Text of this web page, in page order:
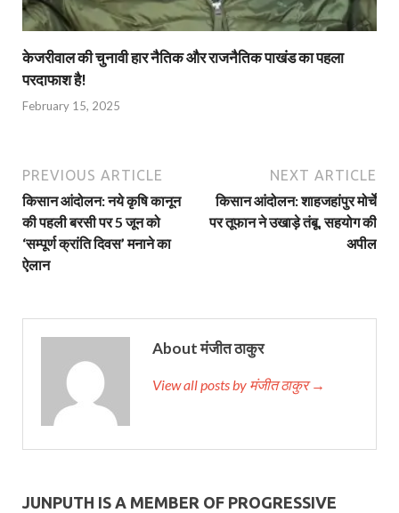
केजरीवाल की चुनावी हार नैतिक और राजनैतिक पाखंड का पहला
परदाफाश है!
February 15, 2025
PREVIOUS ARTICLE
किसान आंदोलन: नये कृषि कानून
की पहली बरसी पर 5 जून को
‘सम्पूर्ण क्रांति दिवस’ मनाने का
ऐलान
NEXT ARTICLE
किसान आंदोलन: शाहजहांपुर मोर्चे
पर तूफान ने उखाड़े तंबू, सहयोग की
अपील
About मंजीत ठाकुर
View all posts by मंजीत ठाकुर →
JUNPUTH IS A MEMBER OF PROGRESSIVE